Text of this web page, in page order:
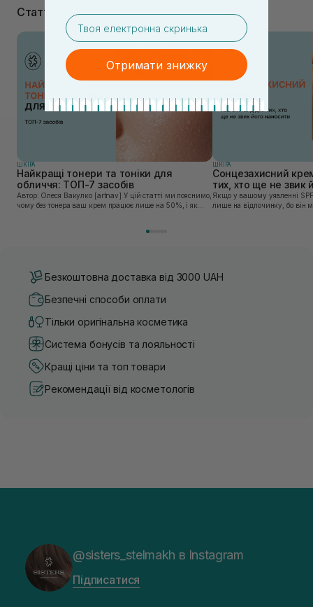
Статті
ШКIРА
Найкращі тонери та тоніки для
обличчя: ТОП-7 засобів
Автор: Олеся Вакулко [artnav] У цій статті ми пояснимо,
чому без тонера ваш крем працює лише на 50%, і як
ШКIРА
Сонцезахисний
тих, хто ще не звик
Якщо у вашому уявленні
лише на відпочинку, бо він
Безкоштовна доставка від 3000 UAH
Безпечні способи оплати
Тільки оригінальна косметика
Система бонусів та лояльності
Кращі ціни та топ товари
Рекомендації від косметологів
@sisters_stelmakh в Instagram
Підписатися
email
Отримати знижку